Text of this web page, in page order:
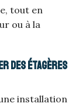
tout en
ou à la
des étagères
installation